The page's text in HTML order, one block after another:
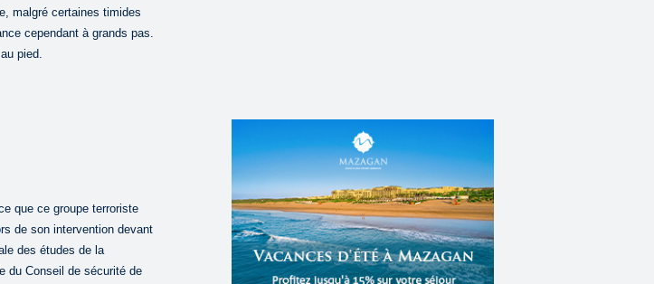
malgré certaines timides
cependant à grands pas.
pied.
que ce groupe terroriste
de son intervention devant
des études de la
du Conseil de sécurité de